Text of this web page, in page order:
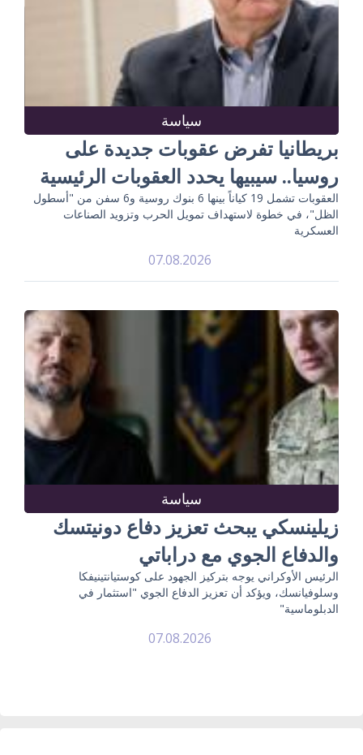
سياسة
بريطانيا تفرض عقوبات جديدة على
روسيا.. سيبيها يحدد العقوبات الرئيسية
العقوبات تشمل 19 كياناً بينها 6 بنوك روسية و6 سفن من "أسطول
الظل"، في خطوة لاستهداف تمويل الحرب وتزويد الصناعات
العسكرية
07.08.2026
سياسة
زيلينسكي يبحث تعزيز دفاع دونيتسك
والدفاع الجوي مع دراباتي
الرئيس الأوكراني يوجه بتركيز الجهود على كوستيانتينيفكا
وسلوفيانسك، ويؤكد أن تعزيز الدفاع الجوي "استثمار في
الدبلوماسية"
07.08.2026